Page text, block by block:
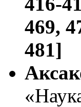
469,
481]